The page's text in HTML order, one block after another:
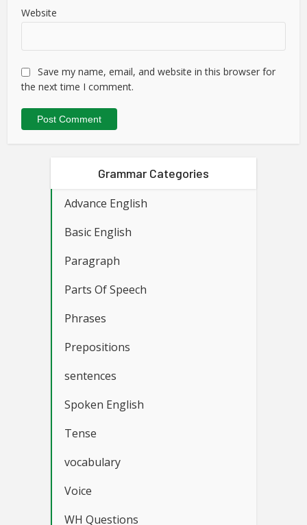
Website
Save my name, email, and website in this browser for
the next time I comment.
Grammar Categories
Advance English
Basic English
Paragraph
Parts Of Speech
Phrases
Prepositions
sentences
Spoken English
Tense
vocabulary
Voice
WH Questions